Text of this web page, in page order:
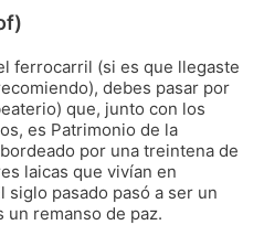
ferrocarril (si es que llegaste
debes pasar por
que, junto con los
es Patrimonio de la
por una treintena de
laicas que vivían en
siglo pasado pasó a ser un
un remanso de paz.